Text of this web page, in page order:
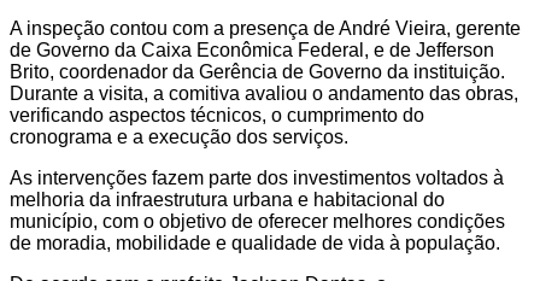
A inspeção contou com a presença de André Vieira, gerente
de Governo da Caixa Econômica Federal, e de Jefferson
Brito, coordenador da Gerência de Governo da instituição.
Durante a visita, a comitiva avaliou o andamento das obras,
verificando aspectos técnicos, o cumprimento do
cronograma e a execução dos serviços.
As intervenções fazem parte dos investimentos voltados à
melhoria da infraestrutura urbana e habitacional do
município, com o objetivo de oferecer melhores condições
de moradia, mobilidade e qualidade de vida à população.